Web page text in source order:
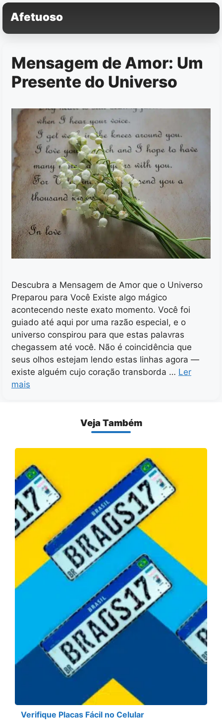
Pular
para
o
Afetuoso
Mensagem de Amor: Um
Presente do Universo
Descubra a Mensagem de Amor que o Universo
Preparou para Você Existe algo mágico
acontecendo neste exato momento. Você foi
guiado até aqui por uma razão especial, e o
universo conspirou para que estas palavras
chegassem até você. Não é coincidência que
seus olhos estejam lendo estas linhas agora —
existe alguém cujo coração transborda … Ler
mais
Veja Também
Verifique Placas Fácil no Celular